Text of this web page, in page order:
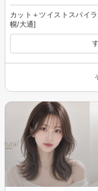
カット＋ツイストスパイ
幌/大通]